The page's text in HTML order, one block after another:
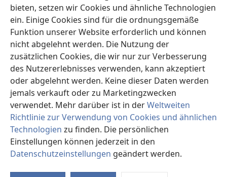
bieten, setzen wir Cookies und ähnliche Technologien
ein. Einige Cookies sind für die ordnungsgemäße
Funktion unserer Website erforderlich und können
nicht abgelehnt werden. Die Nutzung der
zusätzlichen Cookies, die wir nur zur Verbesserung
des Nutzererlebnisses verwenden, kann akzeptiert
oder abgelehnt werden. Keine dieser Daten werden
jemals verkauft oder zu Marketingzwecken
verwendet. Mehr darüber ist in derWeltweiten
Richtlinie zur Verwendung von Cookies und ähnlichen
Technologien zu finden. Die persönlichen
Einstellungen können jederzeit in den
Datenschutzeinstellungen geändert werden.
neues
Fenster)Wachtturm ONLINE-BIBLIOTHEK
(öffnet
neues
Fenster)JW Hub®
(öffnet
neues
Fenster)JW Library
Watchtower Library ®
Copyright© 2026 Watch Tower Bible and Tract Society of Pennsylvania.
NUTZUNGSBEDINGUNGEN
DATENSCHUTZERKLÄRUNG
DATENSCHUTZEINSTELLUNGEN